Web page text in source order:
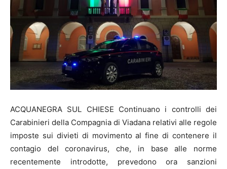
ACQUANEGRA SUL CHIESE Continuano i controlli dei
Carabinieri della Compagnia di Viadana relativi alle regole
imposte sui divieti di movimento al fine di contenere il
contagio del coronavirus, che, in base alle norme
recentemente introdotte, prevedono ora sanzioni